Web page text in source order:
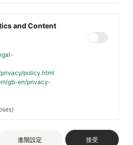
and Content
policy.html
gb-en/privacy-
進階設定 接受